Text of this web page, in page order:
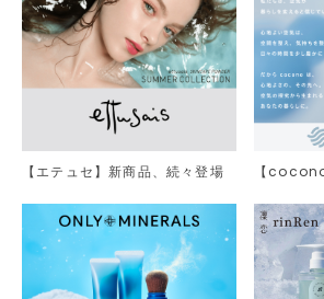
【エテュセ】新商品、続々登場 【